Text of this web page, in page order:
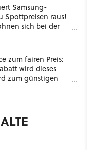
Samsung-
Spottpreisen raus!
sich bei der
zum fairen Preis:
wird dieses
zum günstigen